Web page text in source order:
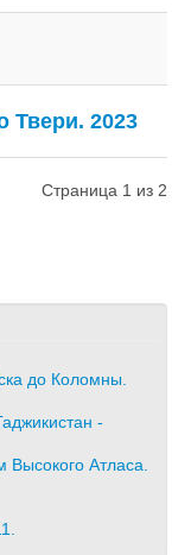
Твери. 2023
Страница 1 из 2
до Коломны.
-
Высокого Атласа.